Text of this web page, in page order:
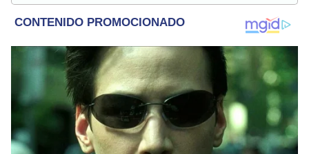
internacional, trucos caseros y educación.